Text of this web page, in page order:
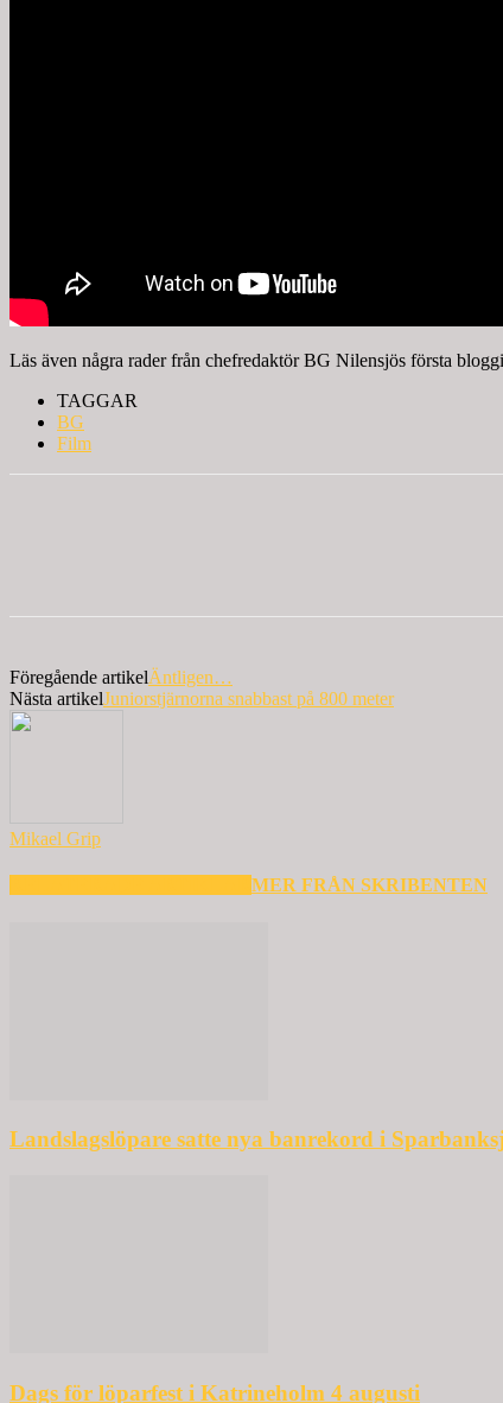
Läs även några rader från chefredaktör BG Nilensjös första
TAGGAR
BG
Film
Föregående artikelÄntligen…
Nästa artikelJuniorstjärnorna snabbast på 800 meter
Mikael Grip
MER FRÅN SKRIBENTEN
Landslagslöpare satte nya banrekord i
Dags för löparfest i Katrineholm 4 augusti